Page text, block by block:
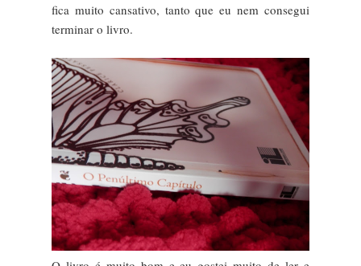
fica muito cansativo, tanto que eu nem consegui
terminar o livro.